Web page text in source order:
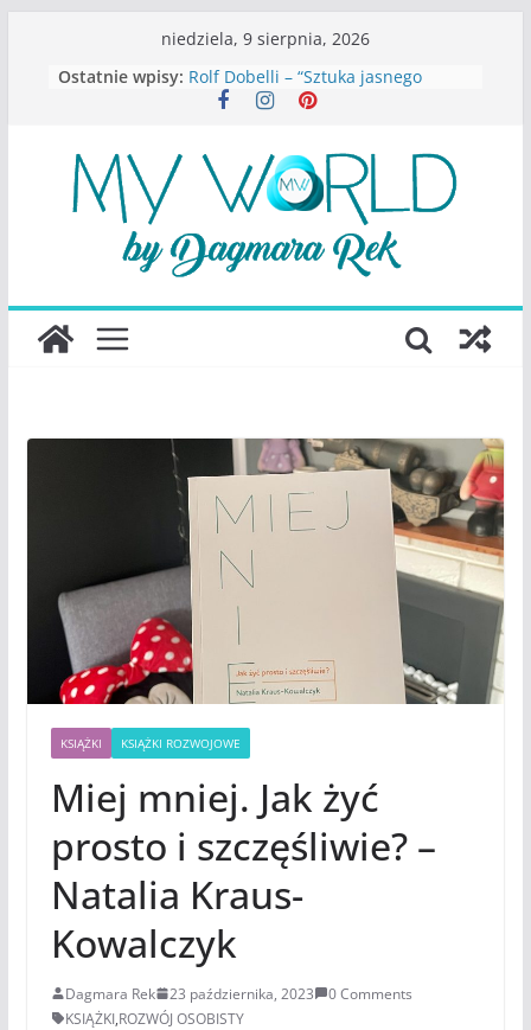
niedziela, 9 sierpnia, 2026
Ostatnie wpisy: Rolf Dobelli – “Sztuka jasnego
myślenia”
Konstancina. Sekrety seksbiznesu”
Katarzyna Lewandowicz – Zanim
straciliśmy siebie
Judith Joseph – “Wysoko
funkcjonująca depresja”
S.Wynn-Williams – “Bezwzględni. O
największego portalu
KSIĄŻKI KSIĄŻKI ROZWOJOWE
Miej mniej. Jak żyć
prosto i szczęśliwie? –
Natalia Kraus-
Kowalczyk
Dagmara Rek 23 października, 2023
0 Comments
KSIĄŻKI,ROZWÓJ OSOBISTY